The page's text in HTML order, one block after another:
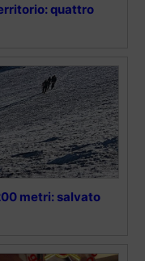
quattro
metri: salvato